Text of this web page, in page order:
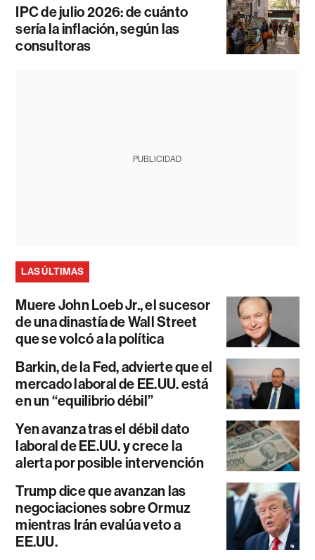
IPC de julio 2026: de cuánto
sería la inflación, según las
consultoras
PUBLICIDAD
LAS ÚLTIMAS
Muere John Loeb Jr., el sucesor
de una dinastía de Wall Street
que se volcó a la política
Barkin, de la Fed, advierte que el
mercado laboral de EE.UU. está
en un “equilibrio débil”
Yen avanza tras el débil dato
laboral de EE.UU. y crece la
alerta por posible intervención
Trump dice que avanzan las
negociaciones sobre Ormuz
mientras Irán evalúa veto a
EE.UU.